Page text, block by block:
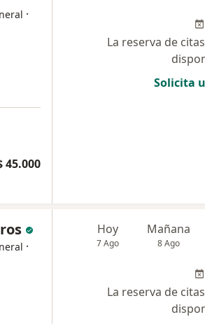
·
45.000
La reserva de
Solicita
·
Hoy
7 Ago
Mañana
8 Ago
La reserva de